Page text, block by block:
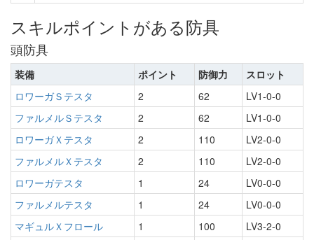
スキルポイントがある防具
頭防具
装備 ポイント 防御力
スロット
ロワーガＳテスタ
2 62
LV1-0-0
ファルメルＳテスタ
2 62
LV1-0-0
ロワーガＸテスタ
2 110
LV2-0-0
ファルメルＸテスタ
2 110
LV2-0-0
ロワーガテスタ
1 24
LV0-0-0
ファルメルテスタ
1 24
LV0-0-0
マギュルＸフロール
1 100
LV3-2-0